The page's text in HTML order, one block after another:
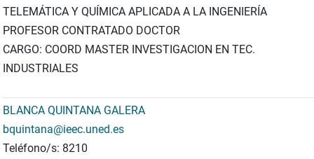
TELEMÁTICA Y QUÍMICA APLICADA A LA INGENIERÍA
PROFESOR CONTRATADO DOCTOR
CARGO: COORD MASTER INVESTIGACION EN TEC.
INDUSTRIALES
BLANCA QUINTANA GALERA
bquintana@ieec.uned.es
Teléfono/s: 8210